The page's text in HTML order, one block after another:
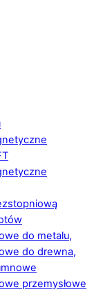
do metalu,
do drewna,
przemysłowe